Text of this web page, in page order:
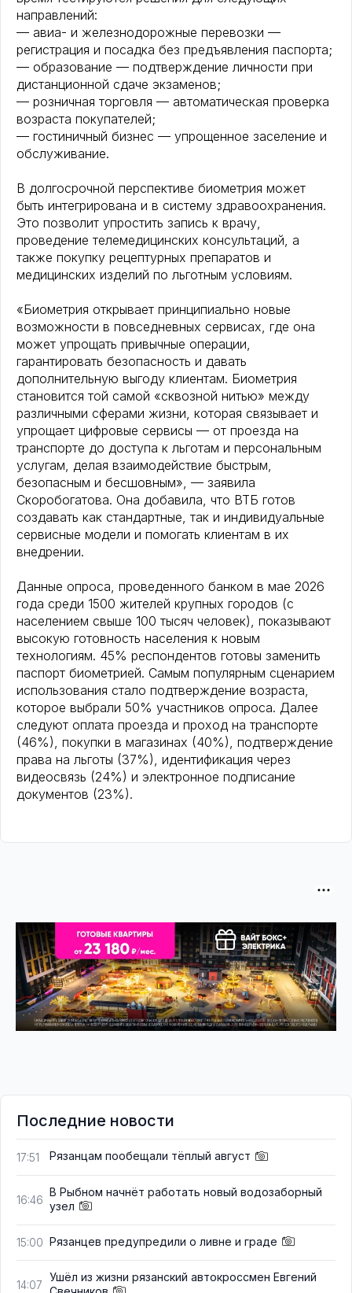
направлений:
— авиа- и железнодорожные перевозки —
регистрация и посадка без предъявления паспорта;
— образование — подтверждение личности при
дистанционной сдаче экзаменов;
— розничная торговля — автоматическая проверка
возраста покупателей;
— гостиничный бизнес — упрощенное заселение и
обслуживание.
В долгосрочной перспективе биометрия может
быть интегрирована и в систему здравоохранения.
Это позволит упростить запись к врачу,
проведение телемедицинских консультаций, а
также покупку рецептурных препаратов и
медицинских изделий по льготным условиям.
«Биометрия открывает принципиально новые
возможности в повседневных сервисах, где она
может упрощать привычные операции,
гарантировать безопасность и давать
дополнительную выгоду клиентам. Биометрия
становится той самой «сквозной нитью» между
различными сферами жизни, которая связывает и
упрощает цифровые сервисы — от проезда на
транспорте до доступа к льготам и персональным
услугам, делая взаимодействие быстрым,
безопасным и бесшовным», — заявила
Скоробогатова. Она добавила, что ВТБ готов
создавать как стандартные, так и индивидуальные
сервисные модели и помогать клиентам в их
внедрении.
Данные опроса, проведенного банком в мае 2026
года среди 1500 жителей крупных городов (с
населением свыше 100 тысяч человек), показывают
высокую готовность населения к новым
технологиям. 45% респондентов готовы заменить
паспорт биометрией. Самым популярным сценарием
использования стало подтверждение возраста,
которое выбрали 50% участников опроса. Далее
следуют оплата проезда и проход на транспорте
(46%), покупки в магазинах (40%), подтверждение
права на льготы (37%), идентификация через
видеосвязь (24%) и электронное подписание
документов (23%).
Последние новости
17:51 Рязанцам пообещали тёплый август
16:46
В Рыбном начнёт работать новый водозаборный
узел
15:00 Рязанцев предупредили о ливне и граде
14:07
Ушёл из жизни рязанский автокроссмен Евгений